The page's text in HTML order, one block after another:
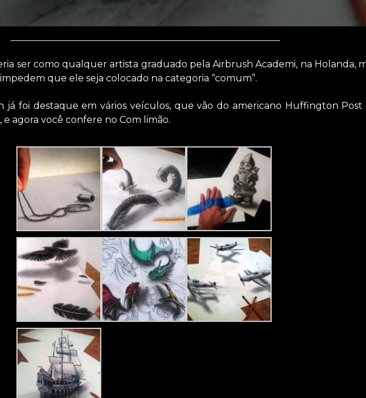
ser como qualquer artista graduado pela Airbrush Academi, na Holanda,
que ele seja colocado na categoria “comum”.
já foi destaque em vários veículos, que vão do americano Huffington Post
agora você confere no Com limão.